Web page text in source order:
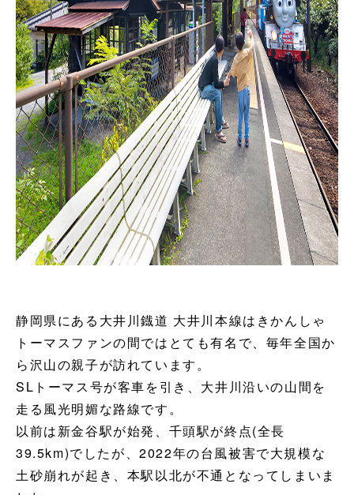
静岡県にある大井川鐡道 大井川本線はきかんしゃ
トーマスファンの間ではとても有名で、毎年全国か
ら沢山の親子が訪れています。
SLトーマス号が客車を引き、大井川沿いの山間を
走る風光明媚な路線です。
以前は新金谷駅が始発、千頭駅が終点(全長
39.5km)でしたが、2022年の台風被害で大規模な
土砂崩れが起き、本駅以北が不通となってしまいま